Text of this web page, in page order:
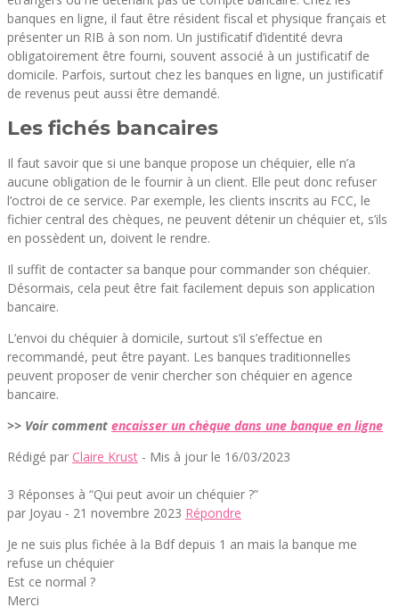
banques en ligne, il faut être résident fiscal et physique français et
présenter un RIB à son nom. Un justificatif d’identité devra
obligatoirement être fourni, souvent associé à un justificatif de
domicile. Parfois, surtout chez les banques en ligne, un justificatif
de revenus peut aussi être demandé.
Les fichés bancaires
Il faut savoir que si une banque propose un chéquier, elle n’a
aucune obligation de le fournir à un client. Elle peut donc refuser
l’octroi de ce service. Par exemple, les clients inscrits au FCC, le
fichier central des chèques, ne peuvent détenir un chéquier et, s’ils
en possèdent un, doivent le rendre.
Il suffit de contacter sa banque pour commander son chéquier.
Désormais, cela peut être fait facilement depuis son application
bancaire.
L’envoi du chéquier à domicile, surtout s’il s’effectue en
recommandé, peut être payant. Les banques traditionnelles
peuvent proposer de venir chercher son chéquier en agence
bancaire.
>> Voir comment encaisser un chèque dans une banque en ligne
Rédigé par Claire Krust - Mis à jour le 16/03/2023
3 Réponses à “Qui peut avoir un chéquier ?”
par Joyau - 21 novembre 2023 Répondre
Je ne suis plus fichée à la Bdf depuis 1 an mais la banque me
refuse un chéquier
Est ce normal ?
Merci